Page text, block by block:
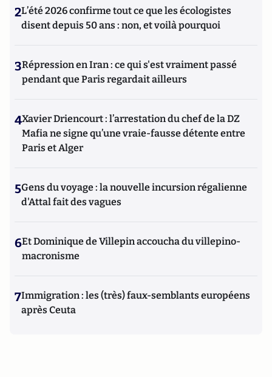
2L’été 2026 confirme tout ce que les écologistes
disent depuis 50 ans : non, et voilà pourquoi
3Répression en Iran : ce qui s'est vraiment passé
pendant que Paris regardait ailleurs
4Xavier Driencourt : l’arrestation du chef de la DZ
Mafia ne signe qu’une vraie-fausse détente entre
Paris et Alger
5Gens du voyage : la nouvelle incursion régalienne
d'Attal fait des vagues
6Et Dominique de Villepin accoucha du villepino-
macronisme
7Immigration : les (très) faux-semblants européens
après Ceuta